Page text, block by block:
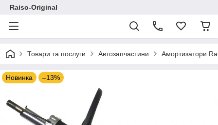
Raiso-Original
Товари та послуги Автозапчастини Амортизатори
Новинка –13%